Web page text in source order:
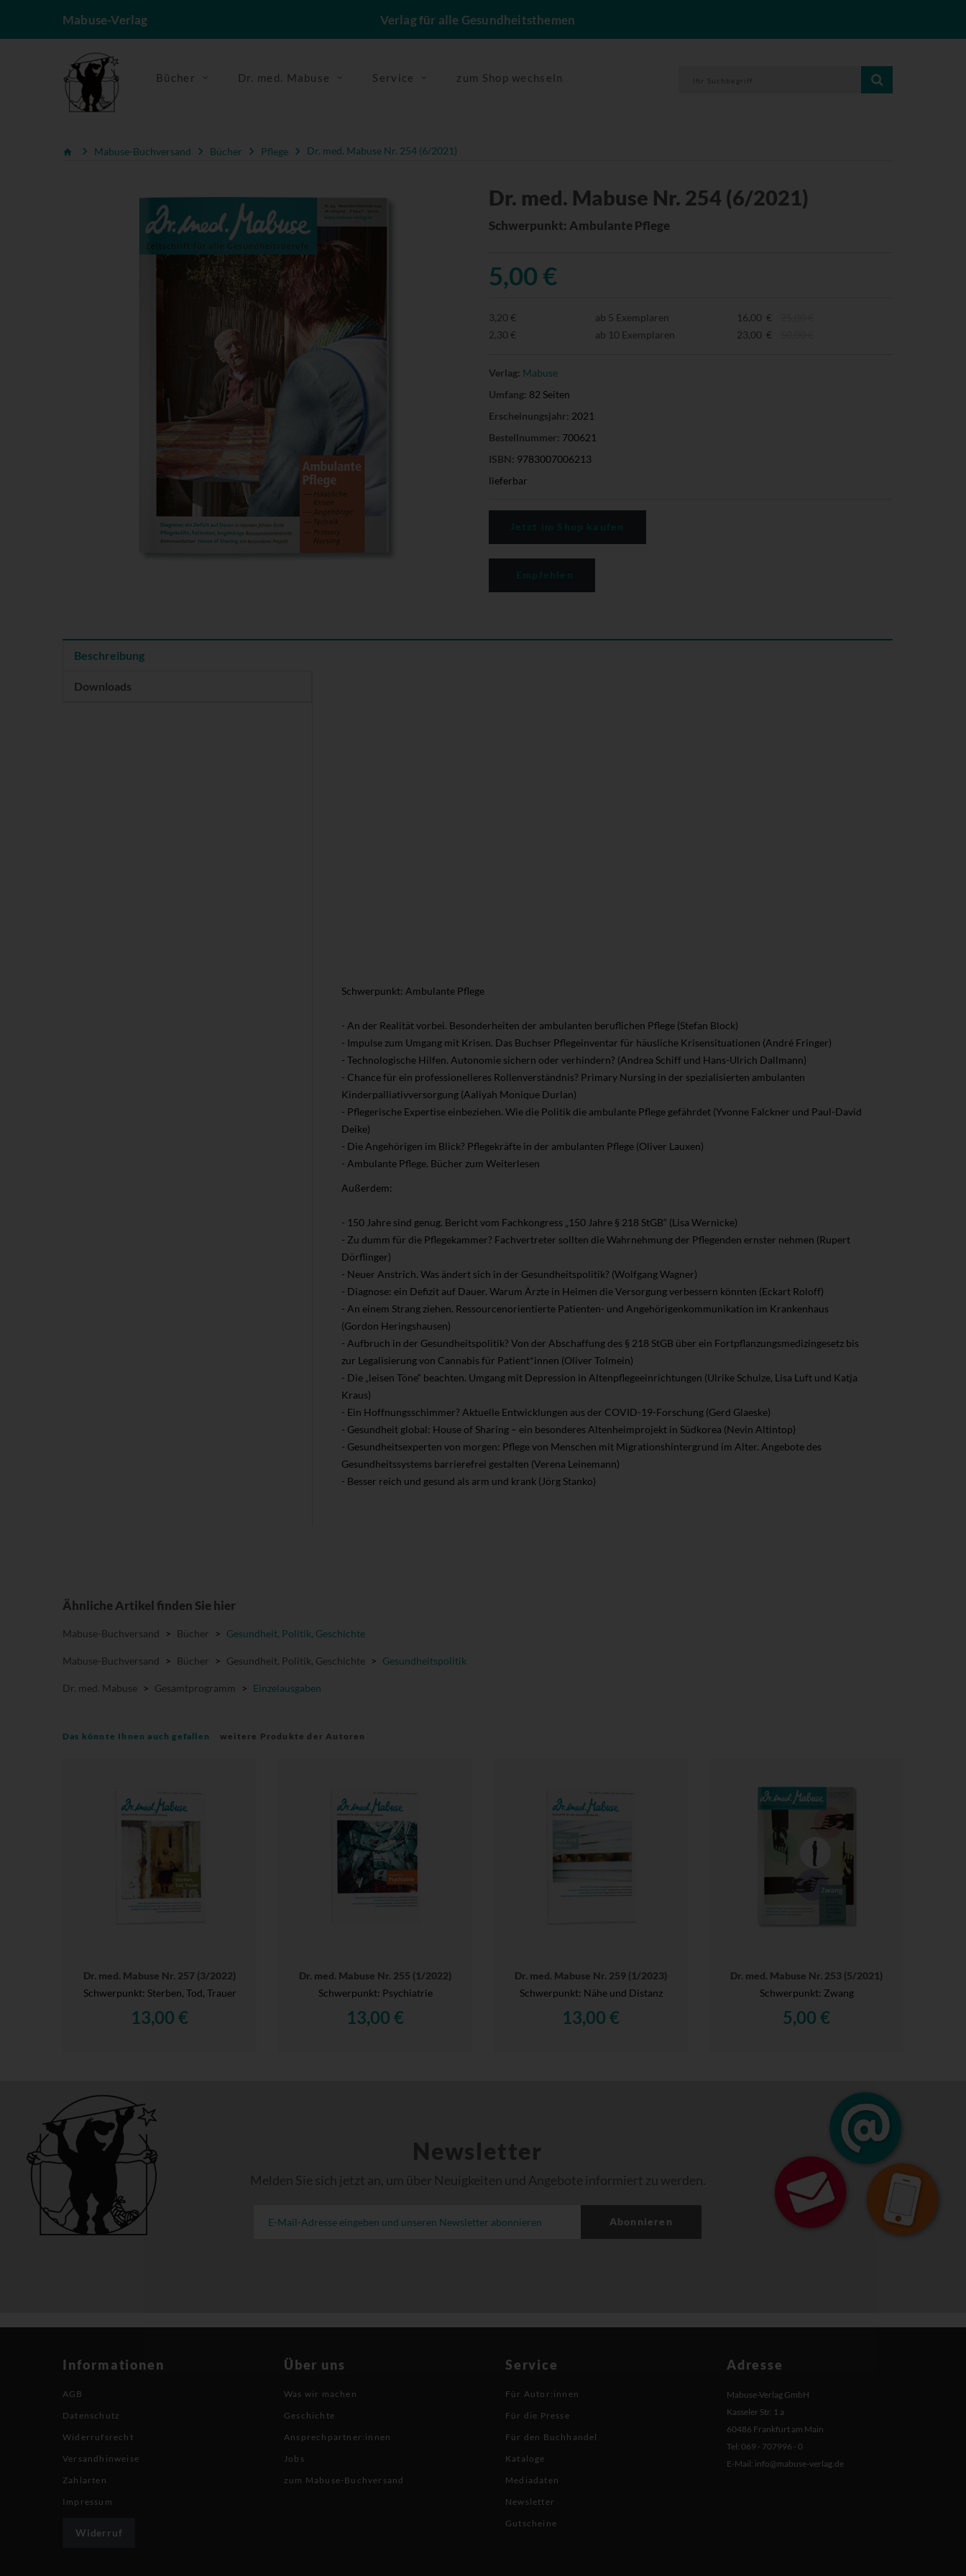
Mabuse-Verlag Verlag für alle Gesundheitsthemen
Bücher Dr. med. Mabuse Service zum Shop wechseln
Mabuse-Buchversand Bücher Pflege Dr. med. Mabuse Nr. 254 (6/2021)
Dr. med. Mabuse Nr. 254 (6/2021)
Schwerpunkt: Ambulante Pflege
5,00 €
3,20 € ab 5 Exemplaren 16,00 €
2,30 €
ab 10 Exemplaren 23,00 €
Verlag: Mabuse
Umfang: 82 Seiten
Erscheinungsjahr: 2021
Bestellnummer: 700621
ISBN: 9783007006213
lieferbar
Beschreibung
Downloads
Schwerpunkt: Ambulante Pflege
- An der Realität vorbei. Besonderheiten der ambulanten beruflichen Pflege (Stefan Block)
- Impulse zum Umgang mit Krisen. Das Buchser Pflegeinventar für häusliche Krisensituationen (André Fringer)
- Technologische Hilfen. Autonomie sichern oder verhindern? (Andrea Schiff und Hans-Ulrich Dallmann)
- Chance für ein professionelleres Rollenverständnis? Primary Nursing in der spezialisierten ambulanten
Kinderpalliativversorgung (Aaliyah Monique Durlan)
- Pflegerische Expertise einbeziehen. Wie die Politik die ambulante Pflege gefährdet (Yvonne Falckner und Paul-David
Deike)
- Die Angehörigen im Blick? Pflegekräfte in der ambulanten Pflege (Oliver Lauxen)
- Ambulante Pflege. Bücher zum Weiterlesen
Außerdem:
- 150 Jahre sind genug. Bericht vom Fachkongress „150 Jahre § 218 StGB“ (Lisa Wernicke)
- Zu dumm für die Pflegekammer? Fachvertreter sollten die Wahrnehmung der Pflegenden ernster nehmen (Rupert
Dörflinger)
- Neuer Anstrich. Was ändert sich in der Gesundheitspolitik? (Wolfgang Wagner)
- Diagnose: ein Defizit auf Dauer. Warum Ärzte in Heimen die Versorgung verbessern könnten (Eckart Roloff)
- An einem Strang ziehen. Ressourcenorientierte Patienten- und Angehörigenkommunikation im Krankenhaus
(Gordon Heringshausen)
- Aufbruch in der Gesundheitspolitik? Von der Abschaffung des § 218 StGB über ein Fortpflanzungsmedizingesetz bis
zur Legalisierung von Cannabis für Patient*innen (Oliver Tolmein)
- Die „leisen Töne“ beachten. Umgang mit Depression in Altenpflegeeinrichtungen (Ulrike Schulze, Lisa Luft und Katja
Kraus)
- Ein Hoffnungsschimmer? Aktuelle Entwicklungen aus der COVID-19-Forschung (Gerd Glaeske)
- Gesundheit global: House of Sharing – ein besonderes Altenheimprojekt in Südkorea (Nevin Altintop)
- Gesundheitsexperten von morgen: Pflege von Menschen mit Migrationshintergrund im Alter. Angebote des
Gesundheitssystems barrierefrei gestalten (Verena Leinemann)
- Besser reich und gesund als arm und krank (Jörg Stanko)
Ähnliche Artikel finden Sie hier
Mabuse-Buchversand > Bücher > Gesundheit, Politik, Geschichte
Mabuse-Buchversand > Bücher > Gesundheit, Politik, Geschichte > Gesundheitspolitik
Dr. med. Mabuse > Gesamtprogramm > Einzelausgaben
Das könnte Ihnen auch gefallen weitere Produkte der Autoren
Dr. med. Mabuse Nr. 257 (3/2022)
Schwerpunkt: Sterben, Tod, Trauer
13,00 €
Dr. med. Mabuse Nr. 255 (1/2022)
Schwerpunkt: Psychiatrie
13,00 €
Dr. med. Mabuse Nr. 259 (1/2023)
Schwerpunkt: Nähe und Distanz
13,00 €
Dr. med. Mabuse Nr. 253 (5/2021)
Schwerpunkt: Zwang
5,00 €
Newsletter
Melden Sie sich jetzt an, um über Neuigkeiten und Angebote informiert zu werden.
Abonnieren
Informationen
AGB
Datenschutz
Widerrufsrecht
Versandhinweise
Zahlarten
Impressum
Widerruf
Über uns
Was wir machen
Geschichte
Ansprechpartner:innen
Jobs
zum Mabuse-Buchversand
Service
Für Autor:innen
Für die Presse
Für den Buchhandel
Kataloge
Mediadaten
Newsletter
Gutscheine
Adresse
Mabuse-Verlag GmbH
Kasseler Str. 1 a
60486 Frankfurt am Main
Tel: 069 - 707996 - 0
E-Mail: info@mabuse-verlag.de